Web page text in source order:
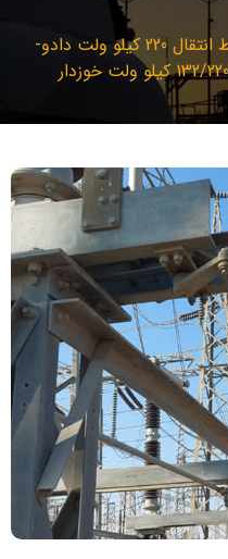
پروژه احداث خط انتقال 220 کیلو ولت دادو-